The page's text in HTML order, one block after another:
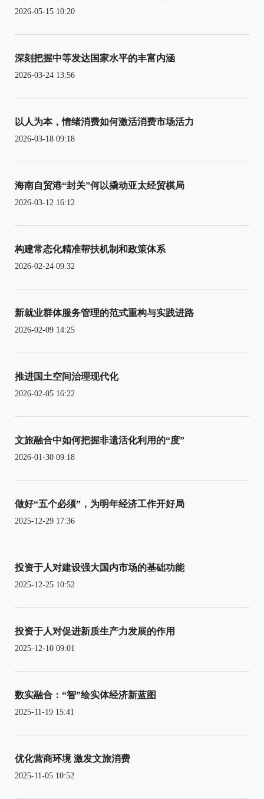
2026-05-15 10:20
深刻把握中等发达国家水平的丰富内涵
2026-03-24 13:56
以人为本，情绪消费如何激活消费市场活力
2026-03-18 09:18
海南自贸港“封关”何以撬动亚太经贸棋局
2026-03-12 16:12
构建常态化精准帮扶机制和政策体系
2026-02-24 09:32
新就业群体服务管理的范式重构与实践进路
2026-02-09 14:25
推进国土空间治理现代化
2026-02-05 16:22
文旅融合中如何把握非遗活化利用的“度”
2026-01-30 09:18
做好“五个必须”，为明年经济工作开好局
2025-12-29 17:36
投资于人对建设强大国内市场的基础功能
2025-12-25 10:52
投资于人对促进新质生产力发展的作用
2025-12-10 09:01
数实融合：“智”绘实体经济新蓝图
2025-11-19 15:41
优化营商环境 激发文旅消费
2025-11-05 10:52